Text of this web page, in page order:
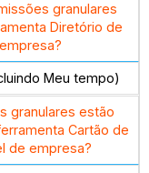
granulares
Diretório de
Meu tempo)
granulares estão
Cartão de
de empresa?